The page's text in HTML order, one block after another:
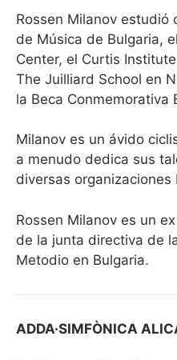
Rossen Milanov estudió
de Música de Bulgaria,
Center, el Curtis
The Juilliard School en
la Beca Conmemorativa
Milanov es un ávido
a menudo dedica sus
diversas organizaciones
Rossen Milanov es un
de la junta directiva de
Metodio en Bulgaria.
ADDA·SIMFÒNICA